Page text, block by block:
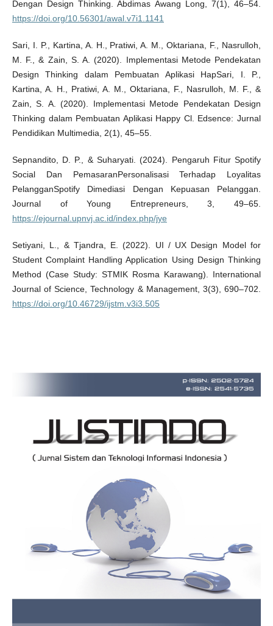
Dengan Design Thinking. Abdimas Awang Long, 7(1), 46–54.
https://doi.org/10.56301/awal.v7i1.1141
Sari, I. P., Kartina, A. H., Pratiwi, A. M., Oktariana, F., Nasrulloh,
M. F., & Zain, S. A. (2020). Implementasi Metode Pendekatan
Design Thinking dalam Pembuatan Aplikasi HapSari, I. P.,
Kartina, A. H., Pratiwi, A. M., Oktariana, F., Nasrulloh, M. F., &
Zain, S. A. (2020). Implementasi Metode Pendekatan Design
Thinking dalam Pembuatan Aplikasi Happy Cl. Edsence: Jurnal
Pendidikan Multimedia, 2(1), 45–55.
Sepnandito, D. P., & Suharyati. (2024). Pengaruh Fitur Spotify
Social Dan PemasaranPersonalisasi Terhadap Loyalitas
PelangganSpotify Dimediasi Dengan Kepuasan Pelanggan.
Journal of Young Entrepreneurs, 3, 49–65.
https://ejournal.upnvj.ac.id/index.php/jye
Setiyani, L., & Tjandra, E. (2022). UI / UX Design Model for
Student Complaint Handling Application Using Design Thinking
Method (Case Study: STMIK Rosma Karawang). International
Journal of Science, Technology & Management, 3(3), 690–702.
https://doi.org/10.46729/ijstm.v3i3.505